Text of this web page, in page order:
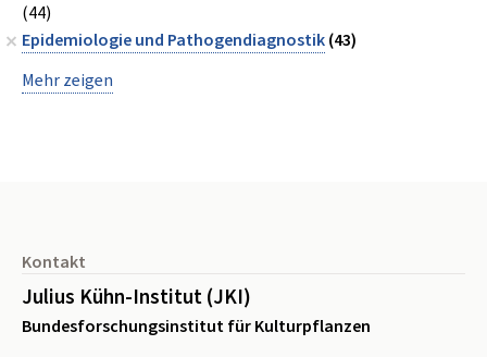
(44)
Epidemiologie und Pathogendiagnostik(43)
Mehr zeigen
Kontakt
Julius Kühn-Institut (JKI)
Bundesforschungsinstitut für Kulturpflanzen